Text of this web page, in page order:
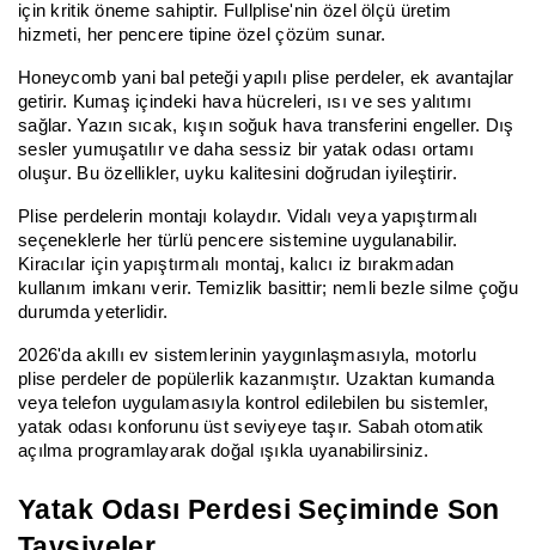
için kritik öneme sahiptir. Fullplise'nin özel ölçü üretim
hizmeti, her pencere tipine özel çözüm sunar.
Honeycomb yani bal peteği yapılı plise perdeler, ek avantajlar
getirir. Kumaş içindeki hava hücreleri, ısı ve ses yalıtımı
sağlar. Yazın sıcak, kışın soğuk hava transferini engeller. Dış
sesler yumuşatılır ve daha sessiz bir yatak odası ortamı
oluşur. Bu özellikler, uyku kalitesini doğrudan iyileştirir.
Plise perdelerin montajı kolaydır. Vidalı veya yapıştırmalı
seçeneklerle her türlü pencere sistemine uygulanabilir.
Kiracılar için yapıştırmalı montaj, kalıcı iz bırakmadan
kullanım imkanı verir. Temizlik basittir; nemli bezle silme çoğu
durumda yeterlidir.
2026'da akıllı ev sistemlerinin yaygınlaşmasıyla, motorlu
plise perdeler de popülerlik kazanmıştır. Uzaktan kumanda
veya telefon uygulamasıyla kontrol edilebilen bu sistemler,
yatak odası konforunu üst seviyeye taşır. Sabah otomatik
açılma programlayarak doğal ışıkla uyanabilirsiniz.
Yatak Odası Perdesi Seçiminde Son